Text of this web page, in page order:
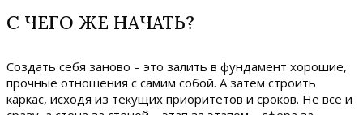
С ЧЕГО ЖЕ НАЧАТЬ?
Создать себя заново – это залить в фундамент хорошие,
прочные отношения с самим собой. А затем строить
каркас, исходя из текущих приоритетов и сроков. Не все и